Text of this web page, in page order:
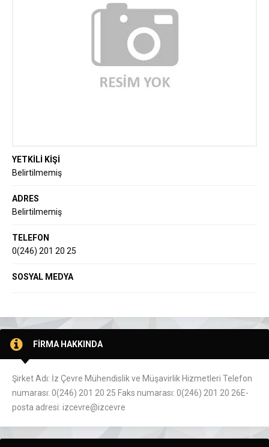
YETKİLİ KİŞİ
Belirtilmemiş
ADRES
Belirtilmemiş
TELEFON
0(246) 201 20 25
SOSYAL MEDYA
FİRMA HAKKINDA
Şirket Adı: İz Çevre Mühendislik ve Müşavirlik Hizmetleri Telefon
numarası: 0(246) 201 20 25 Faks numarası: 0(246) 201 20 26E-
posta adresi: izcevre@izcevre